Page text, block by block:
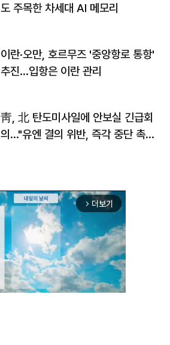
도 주목한 차세대 AI 메모리
이란·오만, 호르무즈 '중앙항로 통항'
추진…입항은 이란 관리
靑, 北 탄도미사일에 안보실 긴급회
의…"유엔 결의 위반, 즉각 중단 촉
arrow_forward_ios 더보기